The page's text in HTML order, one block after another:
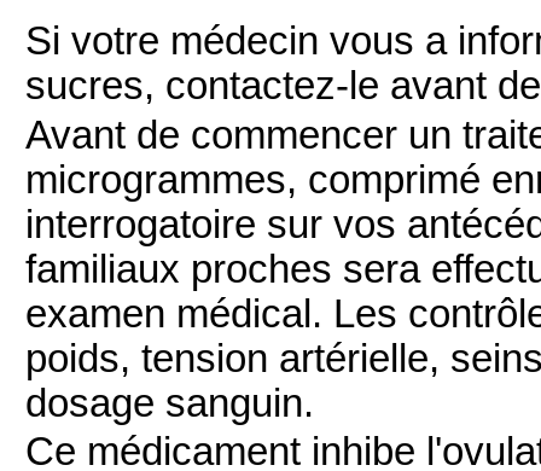
Si votre médecin vous a
sucres, contactez-le avant
Avant de commencer un
microgrammes, comprimé
interrogatoire sur vos
familiaux proches sera
examen médical. Les
poids, tension artérielle,
dosage sanguin.
Ce médicament inhibe